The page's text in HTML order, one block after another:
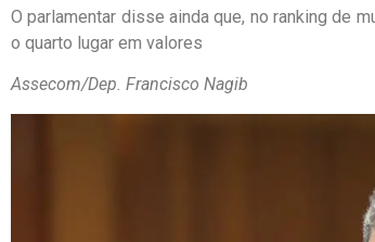
O parlamentar disse ainda que, no ranking de
o quarto lugar em valores
Assecom/Dep. Francisco Nagib